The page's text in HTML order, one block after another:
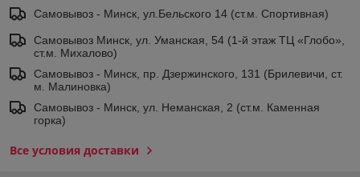
Самовывоз - Минск, ул.Бельского 14 (ст.м. Спортивная)
Самовывоз Минск, ул. Уманская, 54 (1-й этаж ТЦ «Глобо»,
ст.м. Михалово)
Самовывоз - Минск, пр. Дзержинского, 131 (Брилевичи, ст.
м. Малиновка)
Самовывоз - Минск, ул. Неманская, 2 (ст.м. Каменная
горка)
Все условия доставки